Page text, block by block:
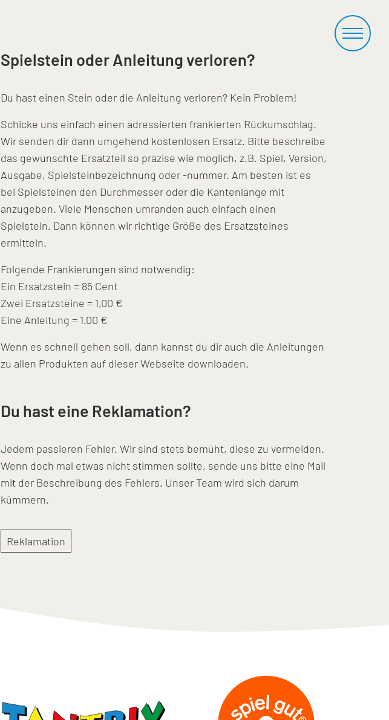
Spielstein oder Anleitung verloren?
Du hast einen Stein oder die Anleitung verloren? Kein Problem!
Schicke uns einfach einen adressierten frankierten Rückumschlag.
Wir senden dir dann umgehend kostenlosen Ersatz. Bitte beschreibe
das gewünschte Ersatzteil so präzise wie möglich, z.B. Spiel, Version,
Ausgabe, Spielsteinbezeichnung oder -nummer. Am besten ist es
bei Spielsteinen den Durchmesser oder die Kantenlänge mit
anzugeben. Viele Menschen umranden auch einfach einen
Spielstein. Dann können wir richtige Größe des Ersatzsteines
ermitteln.
Folgende Frankierungen sind notwendig:
Ein Ersatzstein = 85 Cent
Zwei Ersatzsteine = 1,00 €
Eine Anleitung = 1.00 €
Wenn es schnell gehen soll, dann kannst du dir auch die Anleitungen
zu allen Produkten auf dieser Webseite downloaden.
Du hast eine Reklamation?
Jedem passieren Fehler. Wir sind stets bemüht, diese zu vermeiden.
Wenn doch mal etwas nicht stimmen sollte, sende uns bitte eine Mail
mit der Beschreibung des Fehlers. Unser Team wird sich darum
kümmern.
Reklamation